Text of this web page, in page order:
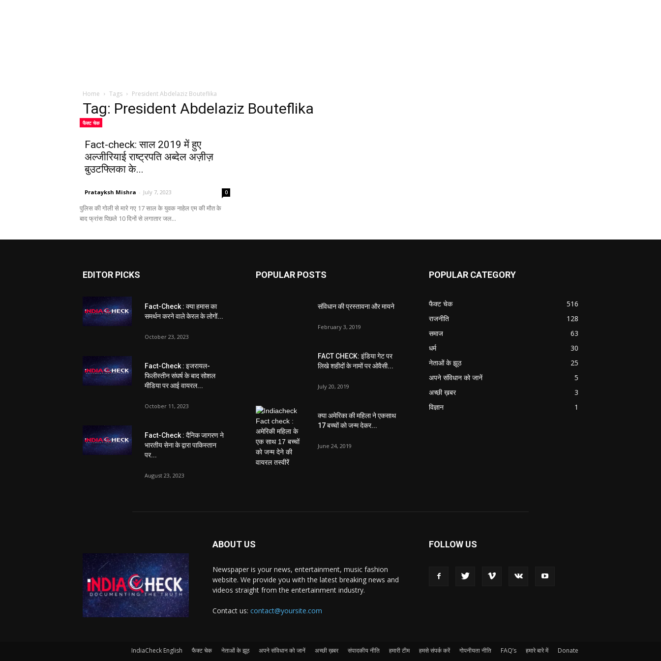
Home Tags President Abdelaziz Bouteflika
Tag: President Abdelaziz Bouteflika
फैक्ट चेक
Fact-check: साल 2019 में हुए
अल्जीरियाई राष्ट्रपति अब्देल अज़ीज़
बुउटफ्लिका के...
Pratayksh Mishra - July 7, 2023 0
पुलिस की गोली से मारे गए 17 साल के युवक नाहेल एम की मौत के
बाद फ्रांस पिछले 10 दिनों से लगातार जल...
EDITOR PICKS
Fact-Check : क्या हमास का
समर्थन करने वाले केरल के लोगों...
October 23, 2023
Fact-Check : इजरायल-
फिलीस्तीन संघर्ष के बाद सोशल
मीडिया पर आई वायरल...
October 11, 2023
Fact-Check : दैनिक जागरण ने
भारतीय सेना के द्वारा पाकिस्तान
पर...
August 23, 2023
POPULAR POSTS
संविधान की प्रस्तावना और मायने
February 3, 2019
FACT CHECK: इंडिया गेट पर
लिखे शहीदों के नामों पर ओवैसी...
July 20, 2019
क्या अमेरिका की महिला ने एकसाथ
17 बच्चों को जन्म देकर...
June 24, 2019
POPULAR CATEGORY
फैक्ट चेक
516
राजनीति
128
समाज
63
धर्म
30
नेताओं के झूठ
25
अपने संविधान को जानें
5
अच्छी ख़बर
3
विज्ञान
1
ABOUT US
Newspaper is your news, entertainment, music fashion
website. We provide you with the latest breaking news and
videos straight from the entertainment industry.
Contact us: contact@yoursite.com
FOLLOW US
IndiaCheck English फैक्ट चेक नेताओं के झूठ अपने संविधान को जानें अच्छी ख़बर संपादकीय नीति हमारी टीम हमसे संपर्क करें गोपनीयता नीति FAQ’s हमारे बारे में Donate